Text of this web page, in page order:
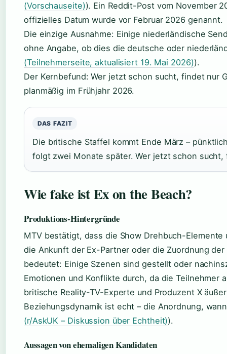
(Vorschauseite)). Ein Reddit-Post vom November
offizielles Datum wurde vor Februar 2026 genannt.
Die einzige Ausnahme: Einige niederländische
ohne Angabe, ob dies die deutsche oder
(Teilnehmerseite, aktualisiert 19. Mai 2026)).
Der Kernbefund: Wer jetzt schon sucht, findet nur
planmäßig im Frühjahr 2026.
DAS FAZIT
Die britische Staffel kommt Ende März –
folgt zwei Monate später. Wer jetzt schon sucht,
Wie fake ist Ex on the Beach?
Produktions-Hintergründe
MTV bestätigt, dass die Show Drehbuch-
die Ankunft der Ex-Partner oder die Zuordnung
bedeutet: Einige Szenen sind gestellt oder
Emotionen und Konflikte durch, da die Teilnehmer
britische Reality-TV-Experte und Produzent X
Beziehungsdynamik ist echt – die Anordnung,
(r/AskUK – Diskussion über Echtheit)).
Aussagen von ehemaligen Kandidaten